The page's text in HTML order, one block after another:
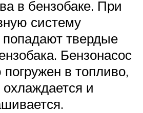
в бензобаке. При
систему
твердые
Бензонасос
в топливо,
и